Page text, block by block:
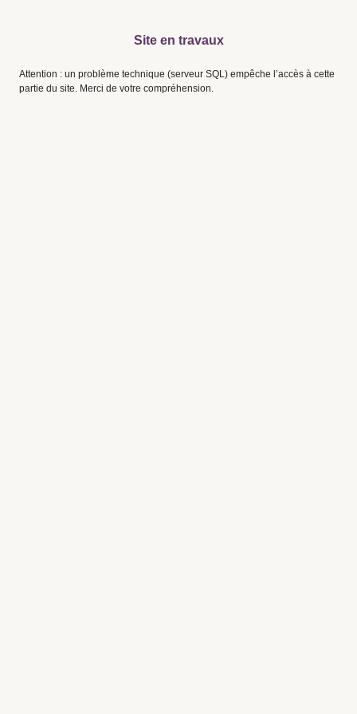
Site en travaux
Attention : un problème technique (serveur SQL) empêche l’accès à cette
partie du site. Merci de votre compréhension.